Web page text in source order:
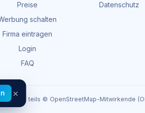
Preise
schalten
Firma eintragen
Login
FAQ
Datenschutz
teils © OpenStreetMap-Mitwirkende
×